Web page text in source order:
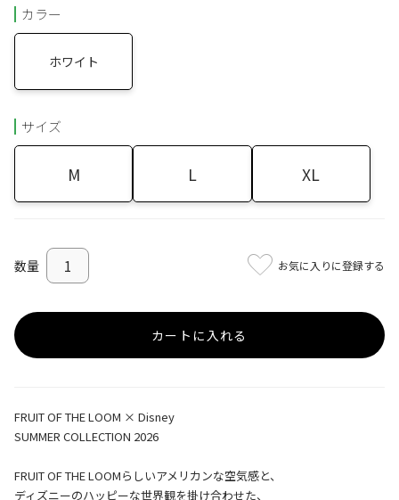
カラー
ホワイト
サイズ
M L XL
お気に入りに登録する
カートに入れる
FRUIT OF THE LOOM × Disney
SUMMER COLLECTION 2026
FRUIT OF THE LOOMらしいアメリカンな空気感と、
ディズニーのハッピーな世界観を掛け合わせた、